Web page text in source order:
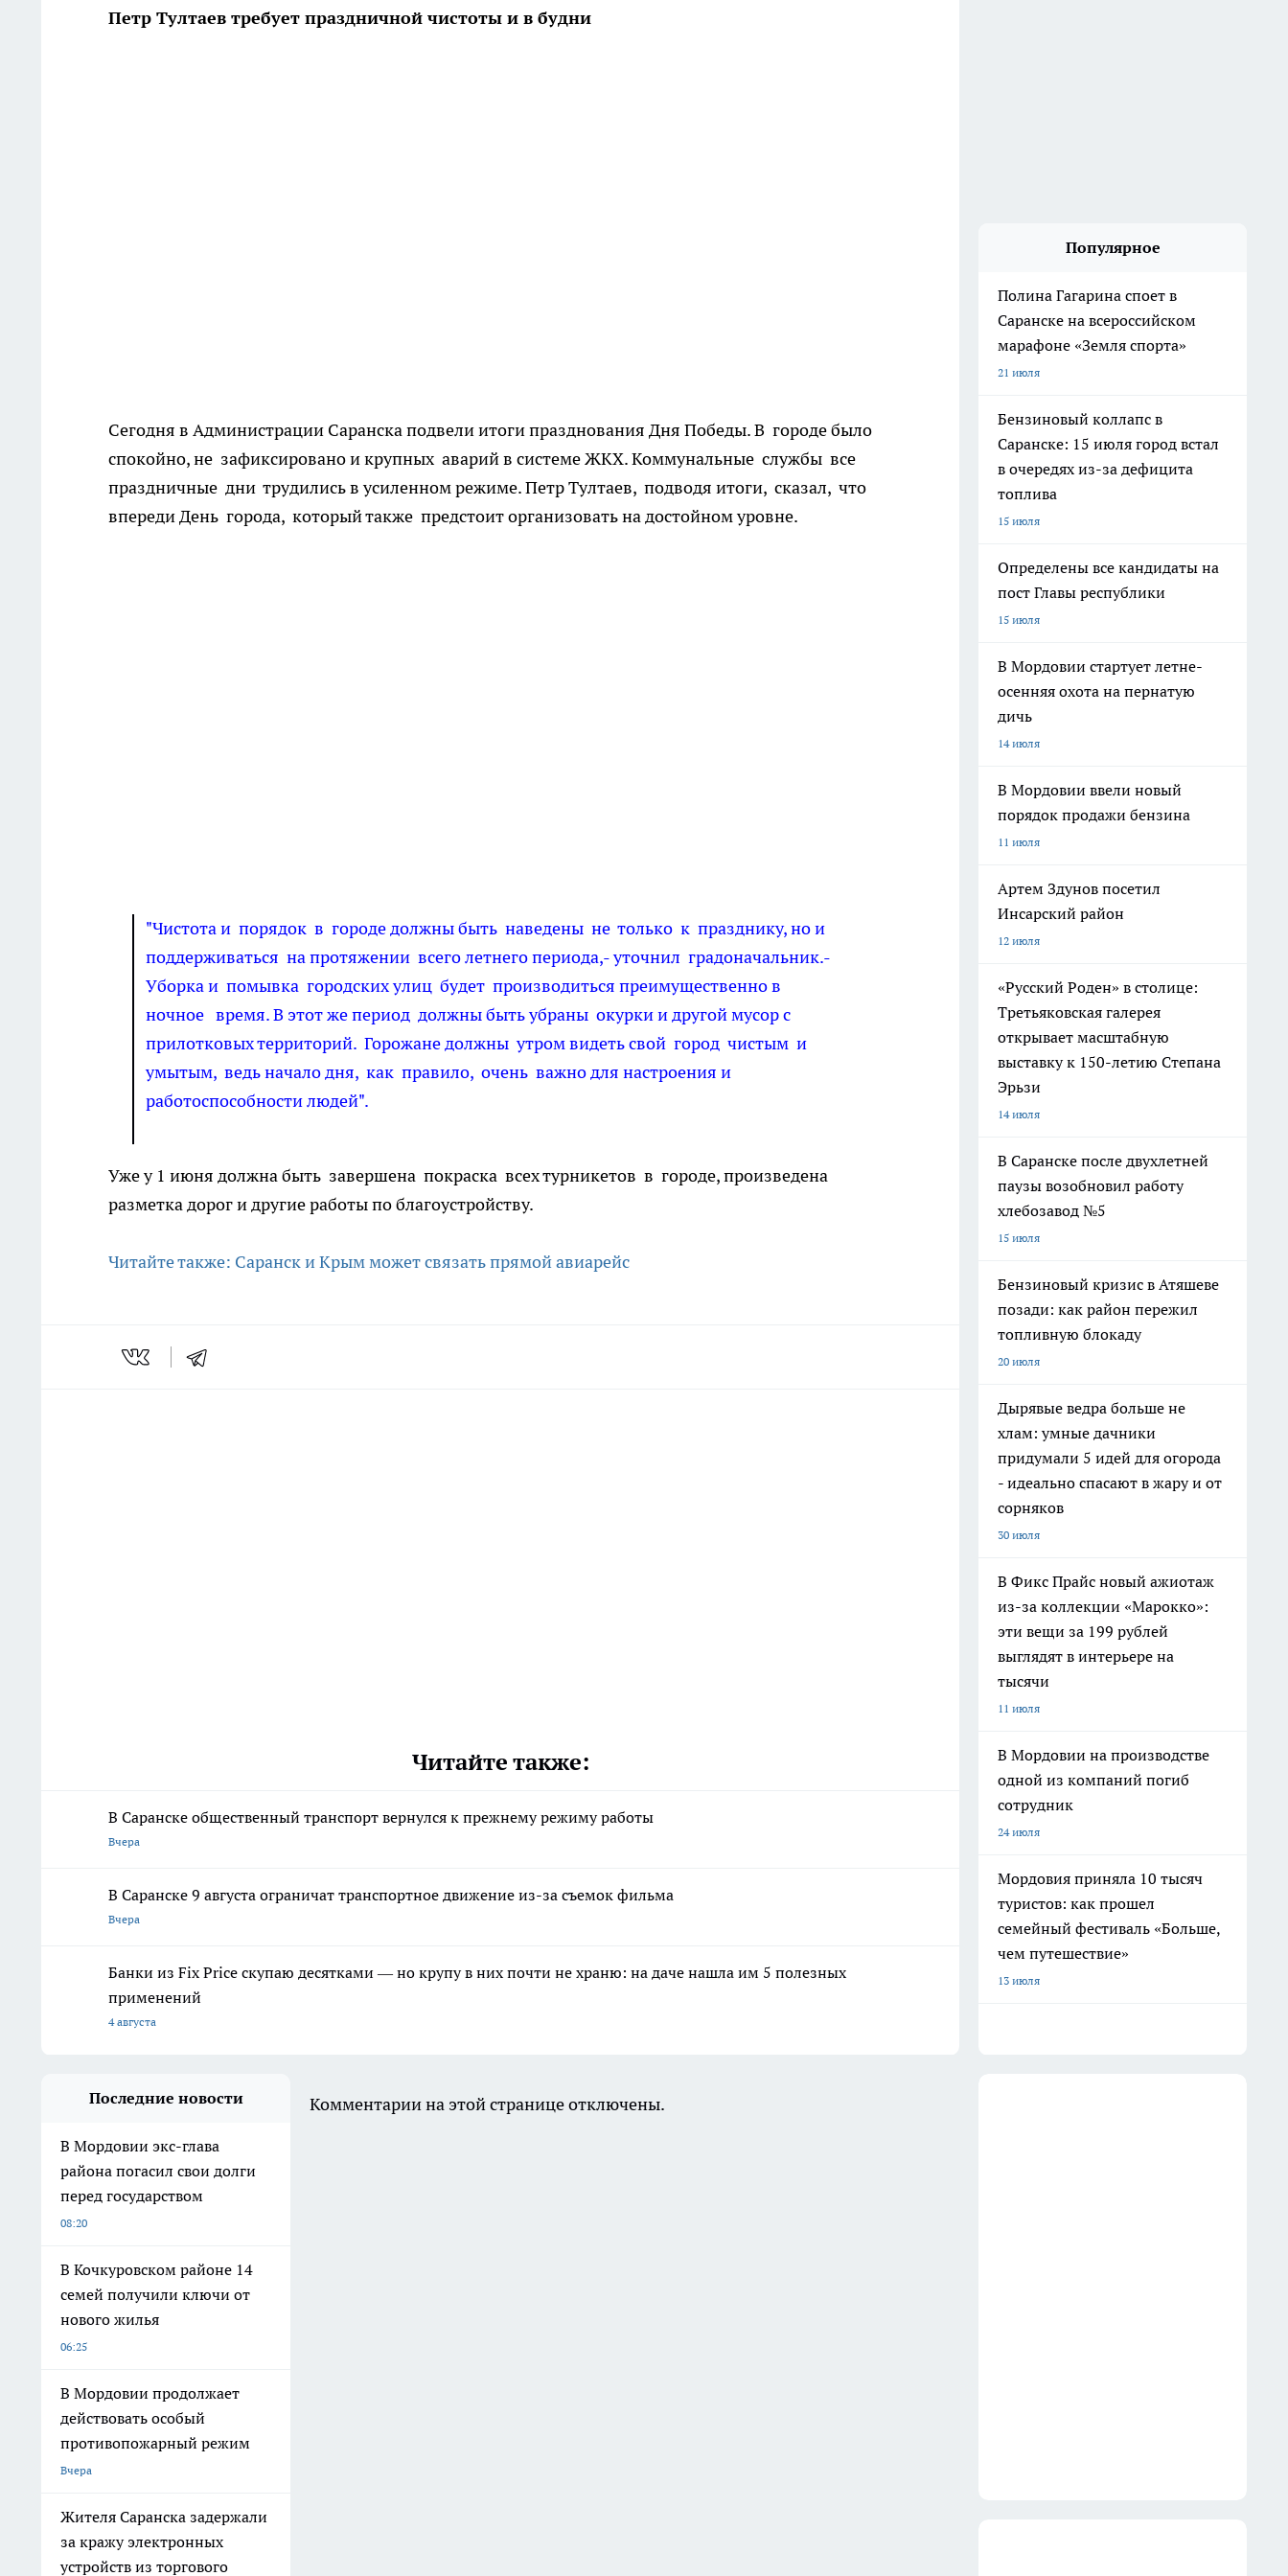
Петр Тултаев требует праздничной чистоты и в будни
Сегодня в Администрации Саранска подвели итоги празднования Дня Победы. В городе было
спокойно, не зафиксировано и крупных аварий в системе ЖКХ. Коммунальные службы все
праздничные дни трудились в усиленном режиме. Петр Тултаев, подводя итоги, сказал, что
впереди День города, который также предстоит организовать на достойном уровне.
"Чистота и порядок в городе должны быть наведены не только к празднику, но и
поддерживаться на протяжении всего летнего периода,- уточнил градоначальник.-
Уборка и помывка городских улиц будет производиться преимущественно в
ночное время. В этот же период должны быть убраны окурки и другой мусор с
прилотковых территорий. Горожане должны утром видеть свой город чистым и
умытым, ведь начало дня, как правило, очень важно для настроения и
работоспособности людей".
Уже у 1 июня должна быть завершена покраска всех турникетов в городе, произведена
разметка дорог и другие работы по благоустройству.
Читайте также: Саранск и Крым может связать прямой авиарейс
Читайте также:
В Саранске общественный транспорт вернулся к прежнему режиму работы
Вчера
В Саранске 9 августа ограничат транспортное движение из-за съемок фильма
Вчера
Банки из Fix Price скупаю десятками — но крупу в них почти не храню: на даче нашла им 5 полезных
применений
4 августа
Популярное
Полина Гагарина споет в
Саранске на всероссийском
марафоне «Земля спорта»
21 июля
Бензиновый коллапс в
Саранске: 15 июля город встал
в очередях из-за дефицита
топлива
15 июля
Определены все кандидаты на
пост Главы республики
15 июля
В Мордовии стартует летне-
осенняя охота на пернатую
дичь
14 июля
В Мордовии ввели новый
порядок продажи бензина
11 июля
Артем Здунов посетил
Инсарский район
12 июля
«Русский Роден» в столице:
Третьяковская галерея
открывает масштабную
выставку к 150-летию Степана
Эрьзи
14 июля
В Саранске после двухлетней
паузы возобновил работу
хлебозавод №5
15 июля
Бензиновый кризис в Атяшеве
позади: как район пережил
топливную блокаду
20 июля
Дырявые ведра больше не
хлам: умные дачники
придумали 5 идей для огорода
- идеально спасают в жару и от
сорняков
30 июля
В Фикс Прайс новый ажиотаж
из-за коллекции «Марокко»:
эти вещи за 199 рублей
выглядят в интерьере на
тысячи
11 июля
В Мордовии на производстве
одной из компаний погиб
сотрудник
24 июля
Мордовия приняла 10 тысяч
туристов: как прошел
семейный фестиваль «Больше,
чем путешествие»
13 июля
Последние новости
В Мордовии экс-глава
района погасил свои долги
перед государством
08:20
В Кочкуровском районе 14
семей получили ключи от
нового жилья
06:25
В Мордовии продолжает
действовать особый
противопожарный режим
Вчера
Жителя Саранска задержали
за кражу электронных
устройств из торгового
Комментарии на этой странице отключены.